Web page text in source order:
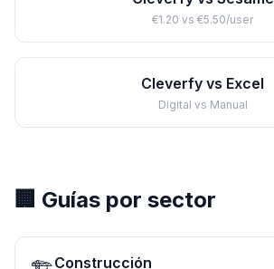
€1.20 vs €5.50/user
Cleverfy vs Excel
Digital vs Manual
🏢 Guías por sector
Construcción